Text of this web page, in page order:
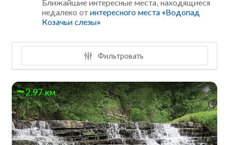
Ближайшие интересные места, находящиеся
недалеко отинтересного места «Водопад
Козачьи слезы»
Фильтровать
2.97 км